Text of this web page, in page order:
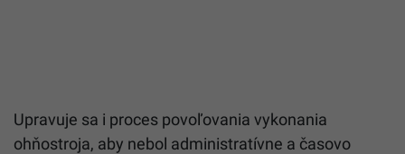
Upravuje sa i proces povoľovania vykonania
ohňostroja, aby nebol administratívne a časovo